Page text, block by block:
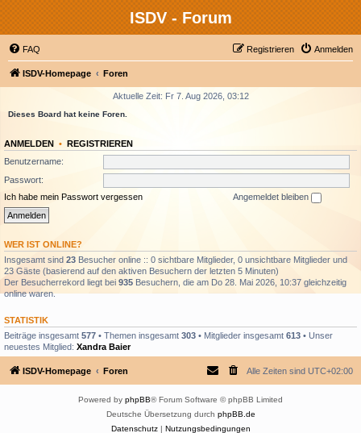
ISDV - Forum
FAQ Anmelden
Registrieren
ISDV-Homepage Foren
Aktuelle Zeit: Fr 7. Aug 2026, 03:12
Dieses Board hat keine Foren.
ANMELDEN • REGISTRIEREN
Benutzername:
Passwort:
Ich habe mein Passwort vergessen
Angemeldet bleiben
WER IST ONLINE?
Insgesamt sind 23 Besucher online :: 0 sichtbare Mitglieder, 0 unsichtbare Mitglieder und
23 Gäste (basierend auf den aktiven Besuchern der letzten 5 Minuten)
Der Besucherrekord liegt bei 935 Besuchern, die am Do 28. Mai 2026, 10:37 gleichzeitig
online waren.
STATISTIK
Beiträge insgesamt 577 • Themen insgesamt 303 • Mitglieder insgesamt 613 • Unser
neuestes Mitglied: Xandra Baier
ISDV-Homepage Foren Alle Zeiten sind UTC+02:00
Powered by phpBB® Forum Software © phpBB Limited
Deutsche Übersetzung durch phpBB.de
Datenschutz| Nutzungsbedingungen